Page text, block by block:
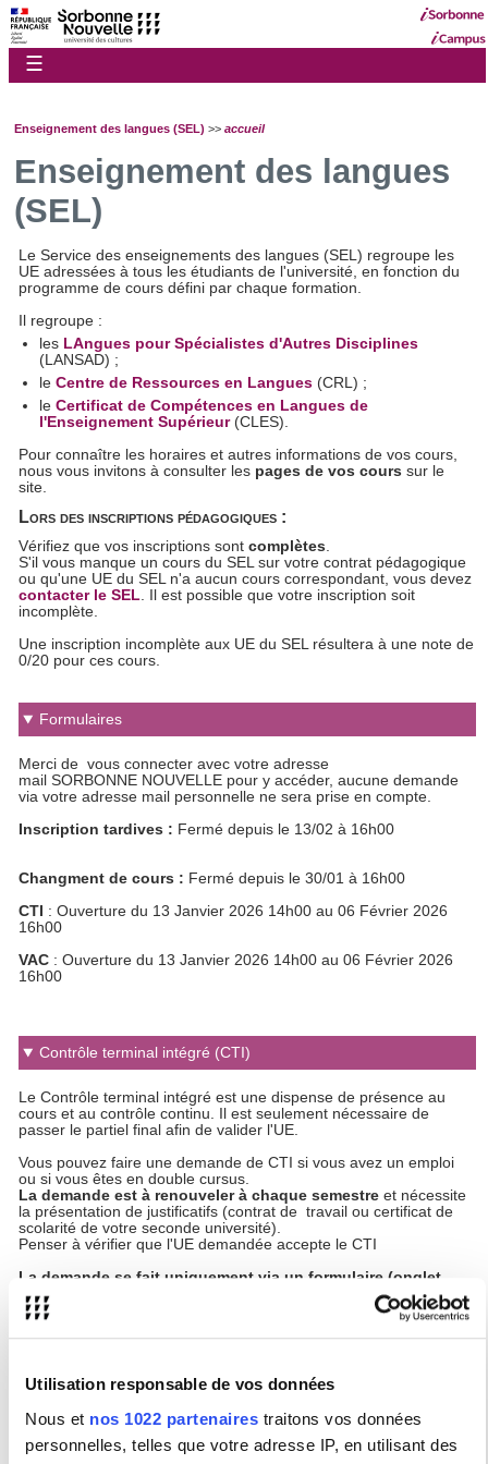
Utilisation responsable de vos données
Nous et nos 1022 partenaires traitons vos données
personnelles, telles que votre adresse IP, en utilisant des
☰
Enseignement des langues (SEL) >> accueil
Enseignement des langues
(SEL)
Le Service des enseignements des langues (SEL) regroupe les
UE adressées à tous les étudiants de l'université, en fonction du
programme de cours défini par chaque formation.
Il regroupe :
les LAngues pour Spécialistes d'Autres Disciplines
(LANSAD) ;
leCentre de Ressources en Langues (CRL) ;
leCertificat de Compétences en Langues de
l'Enseignement Supérieur(CLES).
Pour connaître les horaires et autres informations de vos cours,
nous vous invitons à consulter les pages de vos cours sur le
site.
Lors des inscriptions pédagogiques :
Vérifiez que vos inscriptions sontcomplètes.
S'il vous manque un cours du SEL sur votre contrat pédagogique
ou qu'une UE du SEL n'a aucun cours correspondant, vous devez
contacter le SEL. Il est possible que votre inscription soit
incomplète.
Une inscription incomplète aux UE du SEL résultera à une note de
0/20 pour ces cours.
Formulaires
Merci de vous connecter avec votre adresse
mail SORBONNE NOUVELLE pour y accéder, aucune demande
via votre adresse mail personnelle ne sera prise en compte.
Inscription tardives : Fermé depuis le 13/02 à 16h00
Changment de cours : Fermé depuis le 30/01 à 16h00
CTI : Ouverture du 13 Janvier 2026 14h00 au 06 Février 2026
16h00
VAC : Ouverture du 13 Janvier 2026 14h00 au 06 Février 2026
16h00
Contrôle terminal intégré (CTI)
Le Contrôle terminal intégré est une dispense de présence au
cours et au contrôle continu. Il est seulement nécessaire de
passer le partiel final afin de valider l'UE.
Vous pouvez faire une demande de CTI si vous avez un emploi
ou si vous êtes en double cursus.
La demande est à renouveler à chaque semestreet nécessite
la présentation de justificatifs (contrat de travail ou certificat de
scolarité de votre seconde université).
Penser à vérifier que l'UE demandée accepte le CTI
La demande se fait uniquement via un formulaire (onglet
formulaire)
Toutes les demandes sont étudiées, mais pas
forcément accordées : il faut donc suivre les cours tant que vous
La Validation d'acquis (VAC) est la reconnaissance d'ECTS